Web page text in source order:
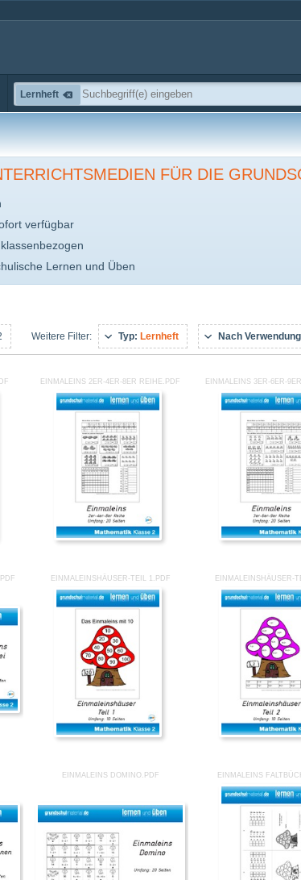
Lernheft
FÜR DIE
verfügbar
Lernen und Üben
Weitere Filter: Typ: Lernheft Nach Verwendung
EINMALEINS 2ER-4ER-8ER REIHE.PDF EINMALEINS 3ER-6ER-
EINMALEINSHÄUSER-TEIL 1.PDF EINMALEINSHÄUSER-
EINMALEINS DOMINO.PDF EINMALEINS